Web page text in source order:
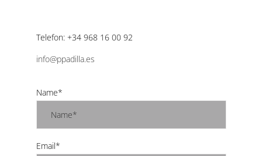
Telefon: +34 968 16 00 92
info@ppadilla.es
Name*
Email*